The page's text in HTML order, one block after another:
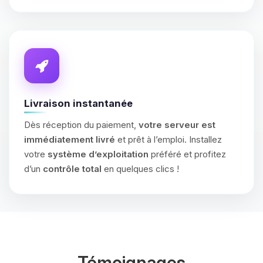
Livraison instantanée
Dès réception du paiement, votre serveur est
immédiatement livré et prêt à l’emploi. Installez
votre système d’exploitation préféré et profitez
d’un contrôle total en quelques clics !